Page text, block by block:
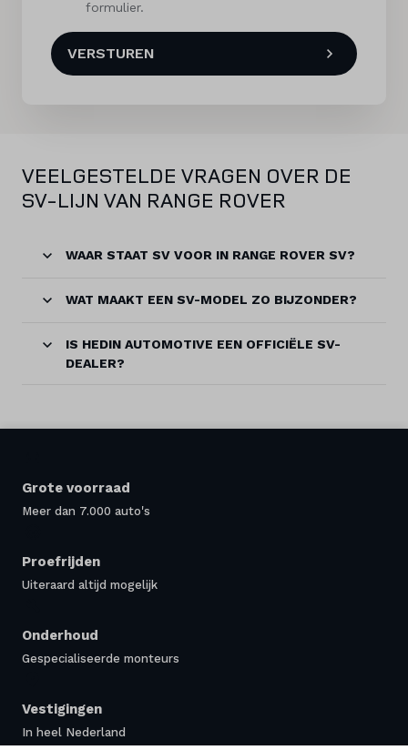
formulier.
VERSTUREN
VEELGESTELDE VRAGEN OVER DE
SV-LIJN VAN RANGE ROVER
WAAR STAAT SV VOOR IN RANGE ROVER SV?
WAT MAAKT EEN SV-MODEL ZO BIJZONDER?
IS HEDIN AUTOMOTIVE EEN OFFICIËLE SV-
DEALER?
Grote voorraad
Meer dan 7.000 auto's
Proefrijden
Uiteraard altijd mogelijk
Onderhoud
Gespecialiseerde monteurs
Vestigingen
In heel Nederland